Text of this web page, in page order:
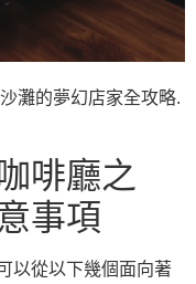
灘的夢幻店家全攻略.
啡廳之
事項
以從以下幾個面向著